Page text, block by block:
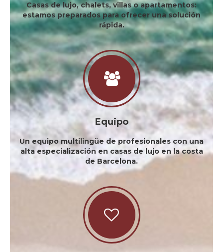
Casas de lujo, chalets, villas o apartamentos:
estamos preparados para ofrecer una solución
rápida.
Equipo
Un equipo multilingüe de profesionales con una
alta especialización en casas de lujo en la costa
de Barcelona.